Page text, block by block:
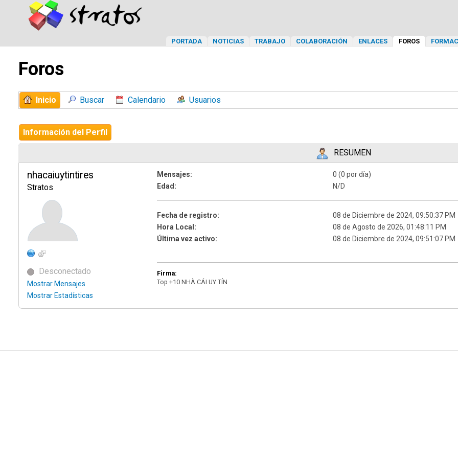
PORTADA NOTICIAS TRABAJO COLABORACIÓN ENLACES FOROS
Foros
Inicio Buscar Calendario Usuarios
Información del Perfil
RESUMEN
nhacaiuytintires
Stratos
Desconectado
Mostrar Mensajes
Mostrar Estadísticas
Mensajes:
0 (0 por día)
Edad:
N/D
Fecha de registro:
08 de Diciembre de 2024, 09:50:37 PM
Hora Local:
08 de Agosto de 2026, 01:48:11 PM
Última vez activo:
08 de Diciembre de 2024, 09:51:07 PM
Firma:
Top +10 NHÀ CÁI UY TÍN